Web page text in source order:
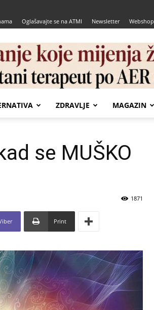
Oglašavajte se na ATMI Newsletter Webshop
ZDRAVLJE MAGAZIN
se MUŠKO
1871
Print